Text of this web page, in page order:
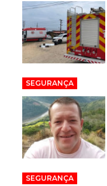
SEGURANÇA
SEGURANÇA